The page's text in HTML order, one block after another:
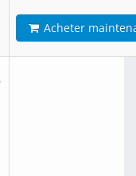
Acheter